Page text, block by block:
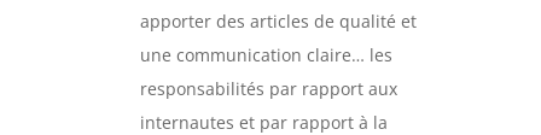
apporter des articles de qualité et
une communication claire… les
responsabilités par rapport aux
internautes et par rapport à la